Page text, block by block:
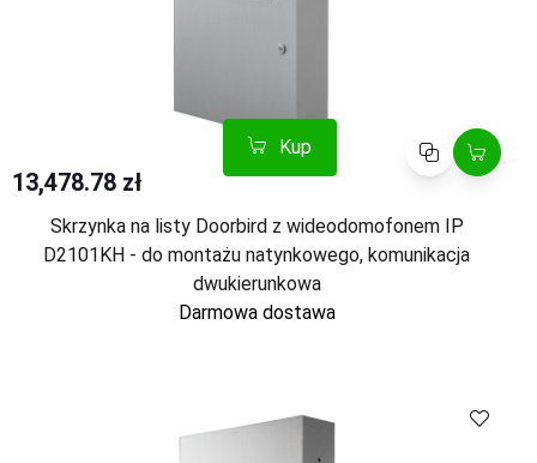
Kup Porównaj
13,478.78 zł
Skrzynka na listy Doorbird z wideodomofonem IP
D2101KH - do montażu natynkowego, komunikacja
dwukierunkowa
Darmowa dostawa